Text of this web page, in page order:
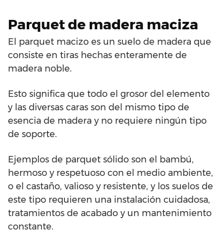
Parquet de madera maciza
El parquet macizo es un suelo de madera que
consiste en tiras hechas enteramente de
madera noble.
Esto significa que todo el grosor del elemento
y las diversas caras son del mismo tipo de
esencia de madera y no requiere ningún tipo
de soporte.
Ejemplos de parquet sólido son el bambú,
hermoso y respetuoso con el medio ambiente,
o el castaño, valioso y resistente, y los suelos de
este tipo requieren una instalación cuidadosa,
tratamientos de acabado y un mantenimiento
constante.